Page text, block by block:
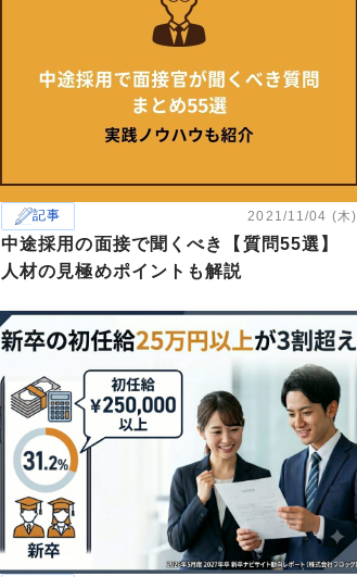
記事 2021/11/04 (木)
中途採用の面接で聞くべき【質問55選】
人材の見極めポイントも解説